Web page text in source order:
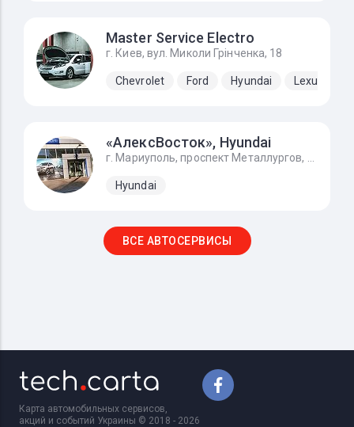
Master Service Electro
г. Киев, вул. Миколи Грінченка, 18
Chevrolet Ford Hyundai Lexus
«АлексВосток», Hyundai
Hyundai
ВСЕ АВТОСЕРВИСЫ
Карта автомобильных сервисов,
акций и событий Украины © 2018 - 2026